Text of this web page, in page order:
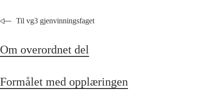
Til vg3 gjenvinningsfaget
Om overordnet del
Formålet med opplæringen